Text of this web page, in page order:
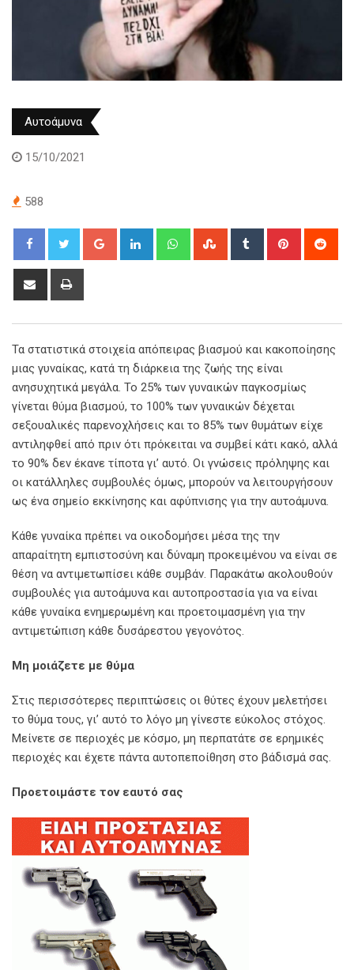
Αυτοάμυνα
15/10/2021
588
Google+ LinkedIn WhatsappStumbleUpon
Tumblr Pinterest
Share
Τα στατιστικά στοιχεία απόπειρας βιασμού και κακοποίησης
μιας γυναίκας, κατά τη διάρκεια της ζωής της είναι
ανησυχητικά μεγάλα. Το 25% των γυναικών παγκοσμίως
γίνεται θύμα βιασμού, το 100% των γυναικών δέχεται
σεξουαλικές παρενοχλήσεις και το 85% των θυμάτων είχε
αντιληφθεί από πριν ότι πρόκειται να συμβεί κάτι κακό, αλλά
το 90% δεν έκανε τίποτα γι’ αυτό. Οι γνώσεις πρόληψης και
οι κατάλληλες συμβουλές όμως, μπορούν να λειτουργήσουν
ως ένα σημείο εκκίνησης και αφύπνισης για την αυτοάμυνα.
Κάθε γυναίκα πρέπει να οικοδομήσει μέσα της την
απαραίτητη εμπιστοσύνη και δύναμη προκειμένου να είναι σε
θέση να αντιμετωπίσει κάθε συμβάν. Παρακάτω ακολουθούν
συμβουλές για αυτοάμυνα και αυτοπροστασία για να είναι
κάθε γυναίκα ενημερωμένη και προετοιμασμένη για την
αντιμετώπιση κάθε δυσάρεστου γεγονότος.
Μη μοιάζετε με θύμα
Στις περισσότερες περιπτώσεις οι θύτες έχουν μελετήσει
το θύμα τους, γι’ αυτό το λόγο μη γίνεστε εύκολος στόχος.
Μείνετε σε περιοχές με κόσμο, μη περπατάτε σε ερημικές
περιοχές και έχετε πάντα αυτοπεποίθηση στο βάδισμά σας.
Προετοιμάστε τον εαυτό σας